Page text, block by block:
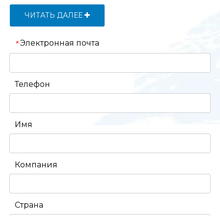
ЧИТАТЬ ДАЛЕЕ
* Электронная почта
Телефон
Имя
Компания
Страна